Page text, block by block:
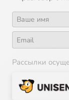
Рассылки